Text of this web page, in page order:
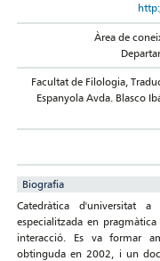
Àrea de
Facultat de Filologia,
Espanyola Avda. Blasco
Biografia
Catedràtica d'universitat
especialitzada en
interacció. Es va formar
obtinguda en 2002, i un